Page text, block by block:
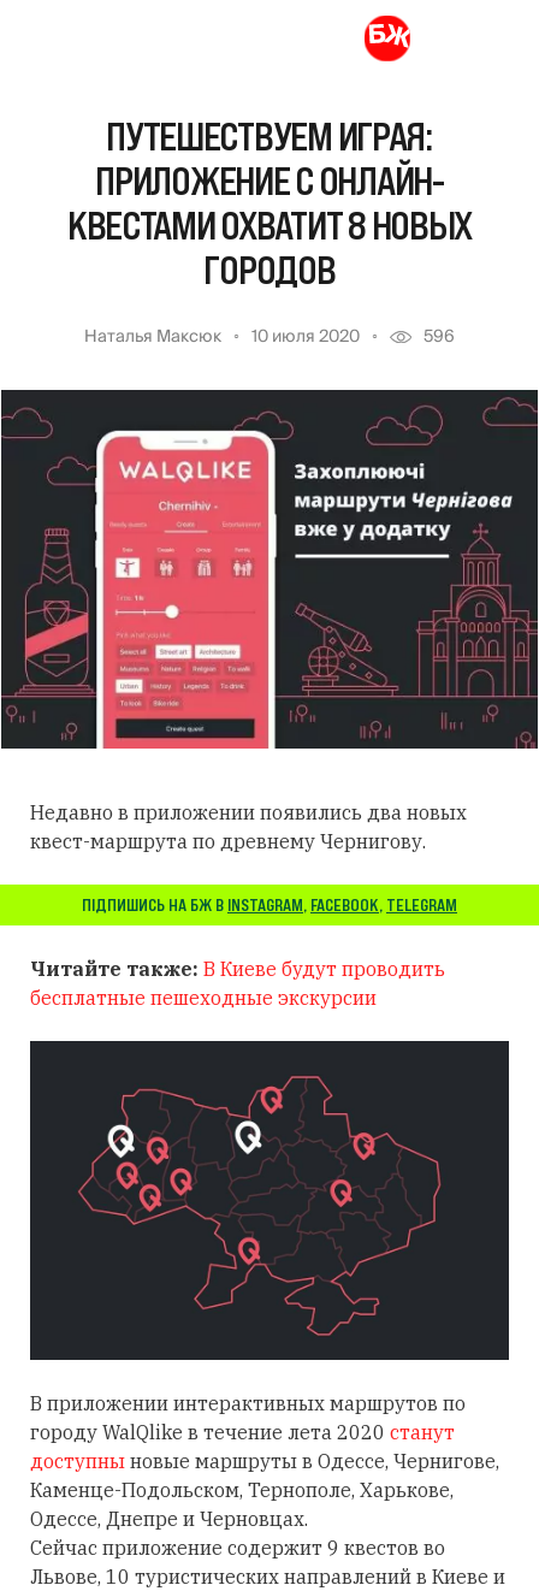
ПУТЕШЕСТВУЕМ ИГРАЯ:
ПРИЛОЖЕНИЕ С ОНЛАЙН-
КВЕСТАМИ ОХВАТИТ 8 НОВЫХ
ГОРОДОВ
Наталья Максюк 10 июля 2020 596
Недавно в приложении появились два новых
квест-маршрута по древнему Чернигову.
ПІДПИШИСЬ НА БЖ В INSTAGRAM, FACEBOOK, TELEGRAM
Читайте также: В Киеве будут проводить
бесплатные пешеходные экскурсии
В приложении интерактивных маршрутов по
городу WalQlike в течение лета 2020 станут
доступны новые маршруты в Одессе, Чернигове,
Каменце-Подольском, Тернополе, Харькове,
Одессе, Днепре и Черновцах.
Сейчас приложение содержит 9 квестов во
Львове, 10 туристических направлений в Киеве и